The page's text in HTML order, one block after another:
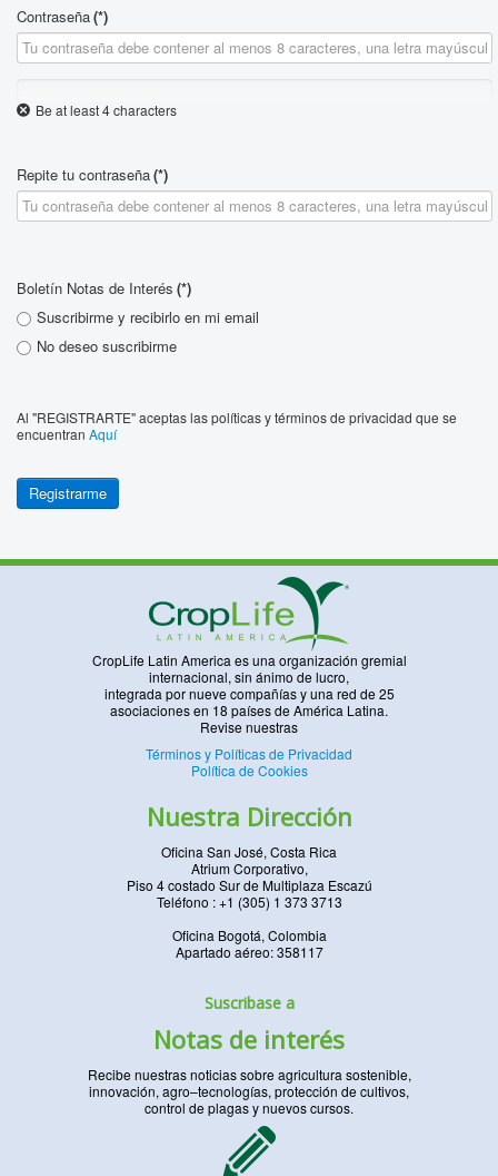
Contraseña(*)
Be at least 4 characters
Repite tu contraseña(*)
Boletín Notas de Interés (*)
Suscribirme y recibirlo en mi email
No deseo suscribirme
Al "REGISTRARTE" aceptas las políticas y términos de privacidad que se
encuentran Aquí
Registrarme
CropLife Latin America es una organización gremial
internacional, sin ánimo de lucro,
integrada por nueve compañías y una red de 25
asociaciones en 18 países de América Latina.
Revise nuestras
Términos y Políticas de Privacidad
Política de Cookies
Nuestra Dirección
Oficina San José, Costa Rica
Atrium Corporativo,
Piso 4 costado Sur de Multiplaza Escazú
Teléfono : +1 (305) 1 373 3713
Oficina Bogotá, Colombia
Apartado aéreo: 358117
Suscribase a
Notas de interés
Recibe nuestras noticias sobre agricultura sostenible,
innovación, agro–tecnologías, protección de cultivos,
control de plagas y nuevos cursos.